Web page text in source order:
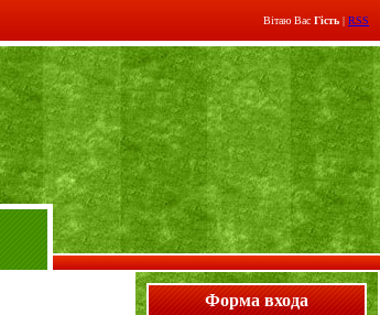
Вітаю Вас Гість | RSS
Форма входа